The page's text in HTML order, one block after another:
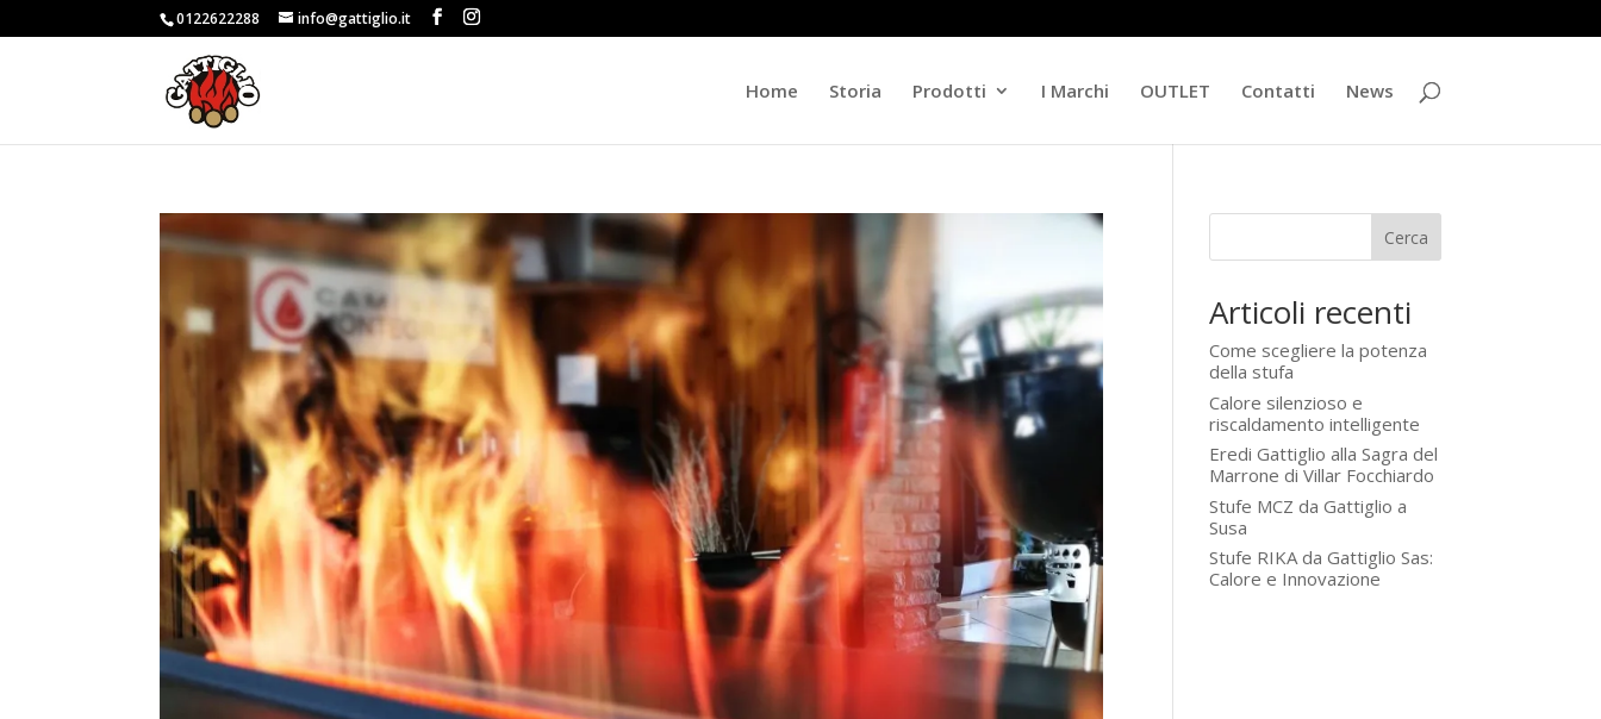
0122622288 info@gattiglio.it
Home Storia Prodotti I Marchi OUTLET Contatti News
Cerca
Articoli recenti
Come scegliere la potenza
della stufa
Calore silenzioso e
riscaldamento intelligente
Eredi Gattiglio alla Sagra del
Marrone di Villar Focchiardo
Stufe MCZ da Gattiglio a
Susa
Stufe RIKA da Gattiglio Sas:
Calore e Innovazione